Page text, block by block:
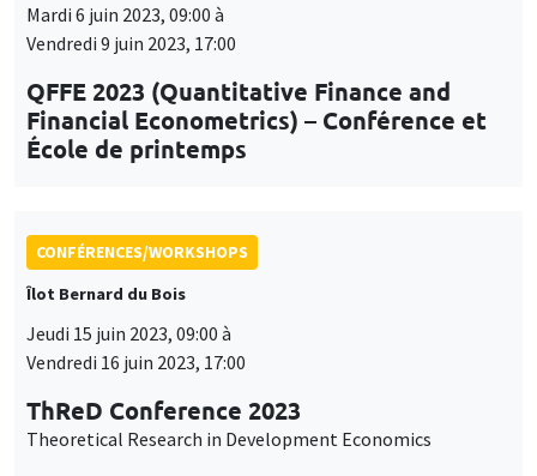
Mardi 6 juin 2023, 09:00 à
Vendredi 9 juin 2023, 17:00
QFFE 2023 (Quantitative Finance and
Financial Econometrics) – Conférence et
École de printemps
CONFÉRENCES/WORKSHOPS
Îlot Bernard du Bois
Jeudi 15 juin 2023, 09:00 à
Vendredi 16 juin 2023, 17:00
ThReD Conference 2023
Theoretical Research in Development Economics